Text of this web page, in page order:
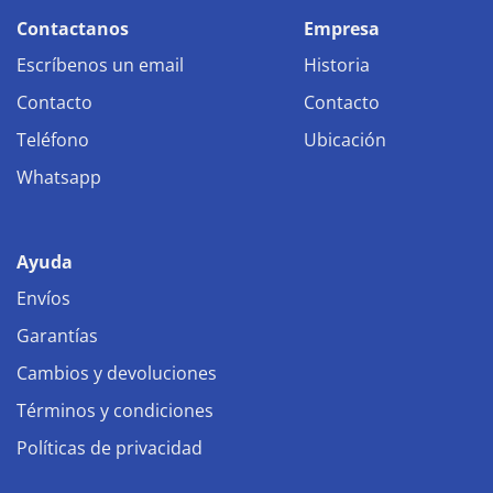
Contactanos
Escríbenos un email
Contacto
Teléfono
Whatsapp
Empresa
Historia
Contacto
Ubicación
Ayuda
Envíos
Garantías
Cambios y devoluciones
Términos y condiciones
Políticas de privacidad